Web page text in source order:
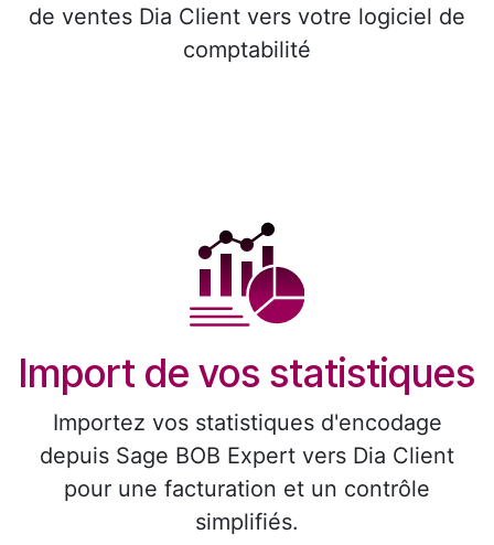
de ventes Dia Client vers votre logiciel de
comptabilité
Import de vos statistiques
Importez vos statistiques d'encodage
depuis Sage BOB Expert vers Dia Client
pour une facturation et un contrôle
simplifiés.